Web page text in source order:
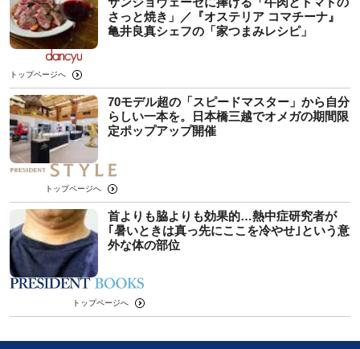
さっと焼き」／『オステリア コマチーナ』
亀井良真シェフの「家つまみレシピ」
トップページへ
70モデル超の「スピードマスター」から自分
らしい一本を。日本橋三越でオメガの期間限
定ポップアップ開催
トップページへ
首よりも脇よりも効果的…熱中症研究者が
｢暑いときは真っ先にここを冷やせ｣という意
外な体の部位
トップページへ